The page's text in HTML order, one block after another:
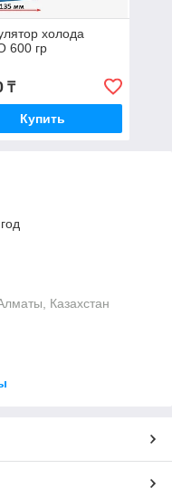
холода
600 гр
₸
Купить
Казахстан